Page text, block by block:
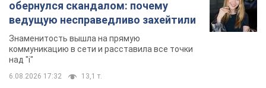
Матч прошел в Люблине
8 часов назад 2,3 т.